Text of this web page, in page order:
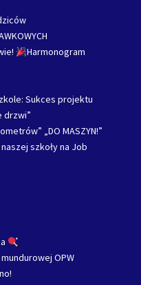
Harmonogram
Sukces projektu
drzwi”
„DO MASZYN!”
szkoły na Job
OPW